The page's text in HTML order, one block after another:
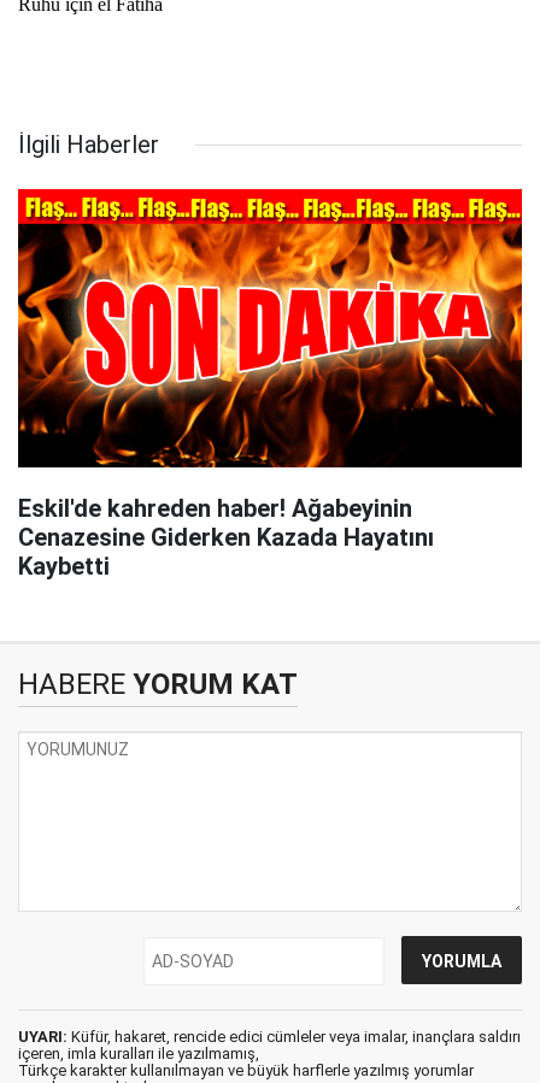
Ruhu için el Fatiha
İlgili Haberler
Eskil'de kahreden haber! Ağabeyinin
Cenazesine Giderken Kazada Hayatını
Kaybetti
HABERE YORUM KAT
UYARI: Küfür, hakaret, rencide edici cümleler veya imalar, inançlara saldırı
içeren, imla kuralları ile yazılmamış,
Türkçe karakter kullanılmayan ve büyük harflerle yazılmış yorumlar